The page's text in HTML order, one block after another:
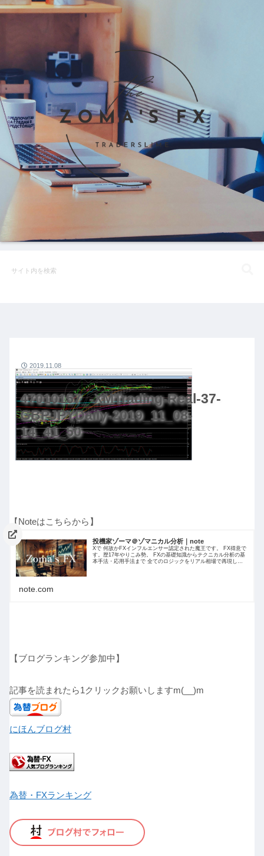
47010157_-XMTrading-Real-37-
GBPJPYDaily-2019_11_08-
14_41_50
2019.11.08
【Noteはこちらから】
投機家ゾーマ＠ゾマニカル分析｜note
Xで 何故かFXインフルエンサー認定された魔王です。 FX得意で
す。歴17年やりこみ勢。 FXの基礎知識からテクニカル分析の基
本手法・応用手法まで 全てのロジックをリアル相場で再現しつ
note.com
【ブログランキング参加中】
記事を読まれたら1クリックお願いしますm(__)m
にほんブログ村
為替・FXランキング